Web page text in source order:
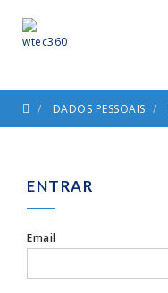
DADOS PESSOAIS
ENTRAR
Email